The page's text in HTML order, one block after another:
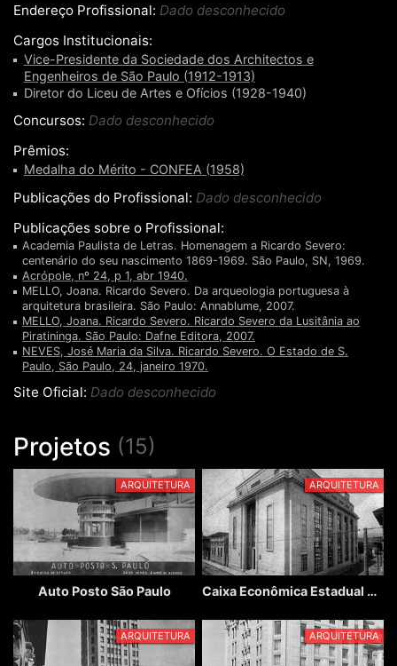
Endereço Profissional: Dado desconhecido
Cargos Institucionais:
Vice-Presidente da Sociedade dos Architectos e
Engenheiros de São Paulo (1912-1913)
Diretor do Liceu de Artes e Ofícios (1928-1940)
Concursos: Dado desconhecido
Prêmios:
Medalha do Mérito - CONFEA (1958)
Publicações do Profissional: Dado desconhecido
Publicações sobre o Profissional:
Academia Paulista de Letras. Homenagem a Ricardo Severo:
centenário do seu nascimento 1869-1969. São Paulo, SN, 1969.
Acrópole, nº 24, p 1, abr 1940.
MELLO, Joana. Ricardo Severo. Da arqueologia portuguesa à
arquitetura brasileira. São Paulo: Annablume, 2007.
MELLO, Joana. Ricardo Severo. Ricardo Severo da Lusitânia ao
Piratininga. São Paulo: Dafne Editora, 2007.
NEVES, José Maria da Silva. Ricardo Severo. O Estado de S.
Paulo, São Paulo, 24, janeiro 1970.
Site Oficial: Dado desconhecido
Projetos (15)
ARQUITETURA
Auto Posto São Paulo
ARQUITETURA
Caixa Econômica Estadual de Jundiaí
ARQUITETURA ARQUITETURA